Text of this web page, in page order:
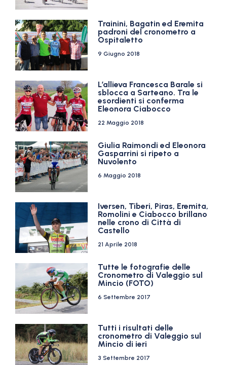
Trainini, Bagatin ed Eremita
padroni del cronometro a
Ospitaletto
9 Giugno 2018
L’allieva Francesca Barale si
sblocca a Sarteano. Tra le
esordienti si conferma
Eleonora Ciabocco
22 Maggio 2018
Giulia Raimondi ed Eleonora
Gasparrini si ripeto a
Nuvolento
6 Maggio 2018
Iversen, Tiberi, Piras, Eremita,
Romolini e Ciabocco brillano
nelle crono di Città di
Castello
21 Aprile 2018
Tutte le fotografie delle
Cronometro di Valeggio sul
Mincio (FOTO)
6 Settembre 2017
Tutti i risultati delle
cronometro di Valeggio sul
Mincio di ieri
3 Settembre 2017